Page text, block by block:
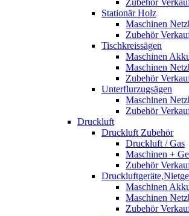
Zubehör
Stationär Holz
Maschinen
Zubehör
Tischkreissägen
Maschinen
Maschinen
Zubehör
Unterflurzugsägen
Maschinen
Zubehör
Druckluft
Druckluft Zubehör
Druckluft / Gas
Maschinen +
Zubehör
Maschinen
Maschinen
Zubehör